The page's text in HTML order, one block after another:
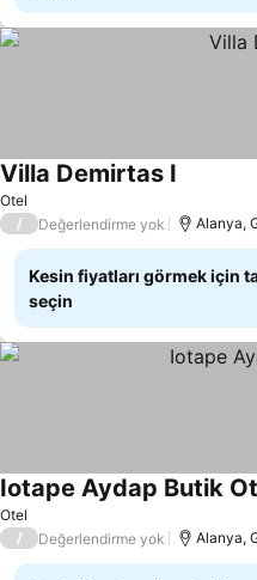
Otel
Villa Demirtas I
/ Değerlendirme yok Alanya,
Kesin fiyatları görmek için
seçin
Otel
Iotape Aydap Butik
/ Değerlendirme yok Alanya,